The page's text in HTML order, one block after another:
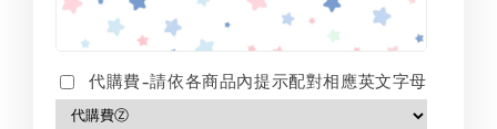
代購費-請依各商品內提示配對相應英文字母